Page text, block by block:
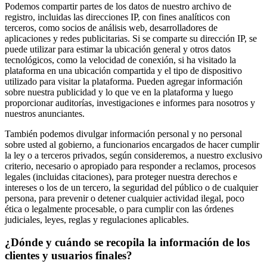
Podemos compartir partes de los datos de nuestro archivo de
registro, incluidas las direcciones IP, con fines analíticos con
terceros, como socios de análisis web, desarrolladores de
aplicaciones y redes publicitarias. Si se comparte su dirección IP, se
puede utilizar para estimar la ubicación general y otros datos
tecnológicos, como la velocidad de conexión, si ha visitado la
plataforma en una ubicación compartida y el tipo de dispositivo
utilizado para visitar la plataforma. Pueden agregar información
sobre nuestra publicidad y lo que ve en la plataforma y luego
proporcionar auditorías, investigaciones e informes para nosotros y
nuestros anunciantes.
También podemos divulgar información personal y no personal
sobre usted al gobierno, a funcionarios encargados de hacer cumplir
la ley o a terceros privados, según consideremos, a nuestro exclusivo
criterio, necesario o apropiado para responder a reclamos, procesos
legales (incluidas citaciones), para proteger nuestra derechos e
intereses o los de un tercero, la seguridad del público o de cualquier
persona, para prevenir o detener cualquier actividad ilegal, poco
ética o legalmente procesable, o para cumplir con las órdenes
judiciales, leyes, reglas y regulaciones aplicables.
¿Dónde y cuándo se recopila la información de los
clientes y usuarios finales?